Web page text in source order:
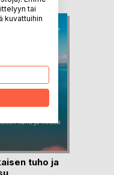
tuho ja
tai
kuvattuihin